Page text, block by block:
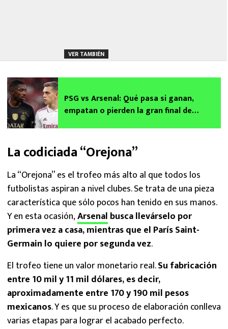
VER TAMBIÉN
PSG vs Arsenal: Qué pasa si ganan,
empatan o pierden la gran final de
La codiciada “Orejona”
La “Orejona” es el trofeo más alto al que todos los
futbolistas aspiran a nivel clubes. Se trata de una pieza
característica que sólo pocos han tenido en sus manos.
Y en esta ocasión,Arsenal busca llevárselo por
primera vez a casa, mientras que el París Saint-
Germain lo quiere por segunda vez.
El trofeo tiene un valor monetario real.Su fabricación
entre 10 mil y 11 mil dólares, es decir,
aproximadamente entre 170 y 190 mil pesos
mexicanos. Y es que su proceso de elaboración conlleva
varias etapas para lograr el acabado perfecto.